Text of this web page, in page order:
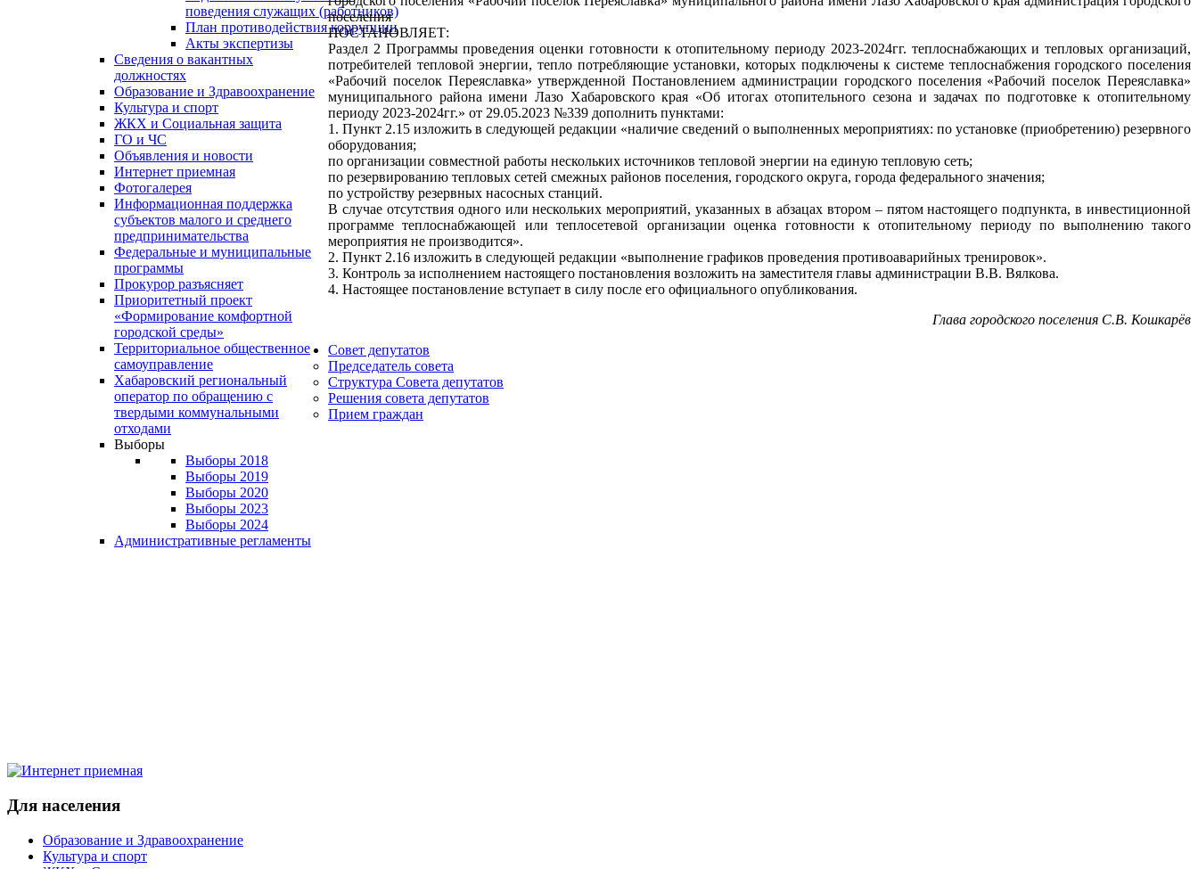
поведения служащих (работников)
План противодействия коррупции
Акты экспертизы
Сведения о вакантных
должностях
Образование и Здравоохранение
Культура и спорт
ЖКХ и Социальная защита
ГО и ЧС
Объявления и новости
Интернет приемная
Фотогалерея
Информационная поддержка
субъектов малого и среднего
предпринимательства
Федеральные и муниципальные
программы
Прокурор разъясняет
Приоритетный проект
«Формирование комфортной
городской среды»
Территориальное общественное
самоуправление
Хабаровский региональный
оператор по обращению с
твердыми коммунальными
отходами
Выборы
Выборы 2018
Выборы 2019
Выборы 2020
Выборы 2023
Выборы 2024
Административные регламенты
поселения
ПОСТАНОВЛЯЕТ:
Раздел 2 Программы проведения оценки готовности к отопительному периоду 2023-2024гг. теплоснабжающих и тепловых организаций,
потребителей тепловой энергии, тепло потребляющие установки, которых подключены к системе теплоснабжения городского поселения
«Рабочий поселок Переяславка» утвержденной Постановлением администрации городского поселения «Рабочий поселок Переяславка»
муниципального района имени Лазо Хабаровского края «Об итогах отопительного сезона и задачах по подготовке к отопительному
периоду 2023-2024гг.» от 29.05.2023 №339 дополнить пунктами:
1. Пункт 2.15 изложить в следующей редакции «наличие сведений о выполненных мероприятиях: по установке (приобретению) резервного
оборудования;
по организации совместной работы нескольких источников тепловой энергии на единую тепловую сеть;
по резервированию тепловых сетей смежных районов поселения, городского округа, города федерального значения;
по устройству резервных насосных станций.
В случае отсутствия одного или нескольких мероприятий, указанных в абзацах втором – пятом настоящего подпункта, в инвестиционной
программе теплоснабжающей или теплосетевой организации оценка готовности к отопительному периоду по выполнению такого
мероприятия не производится».
2. Пункт 2.16 изложить в следующей редакции «выполнение графиков проведения противоаварийных тренировок».
3. Контроль за исполнением настоящего постановления возложить на заместителя главы администрации В.В. Вялкова.
4. Настоящее постановление вступает в силу после его официального опубликования.
Глава городского поселения С.В. Кошкарёв
Совет депутатов
Председатель совета
Структура Совета депутатов
Решения совета депутатов
Прием граждан
Для населения
Образование и Здравоохранение
Культура и спорт